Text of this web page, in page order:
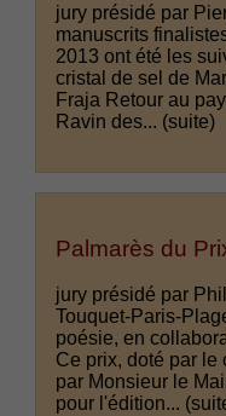
jury présidé par
manuscrits
2013 ont été les
cristal de sel de
Fraja Retour au
Ravin des... (suite)
Palmarès du
jury présidé par
Touquet-Paris-
poésie, en
Ce prix, doté par
par Monsieur le
pour l'édition...